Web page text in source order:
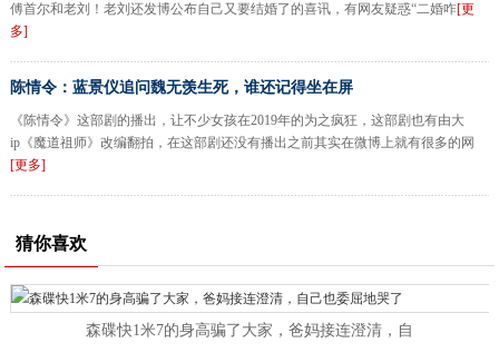
傅首尔和老刘！老刘还发博公布自己又要结婚了的喜讯，有网友疑惑“二婚咋[更
多]
陈情令：蓝景仪追问魏无羡生死，谁还记得坐在屏
《陈情令》这部剧的播出，让不少女孩在2019年的为之疯狂，这部剧也有由大
ip《魔道祖师》改编翻拍，在这部剧还没有播出之前其实在微博上就有很多的网
[更多]
猜你喜欢
森碟快1米7的身高骗了大家，爸妈接连澄清，自